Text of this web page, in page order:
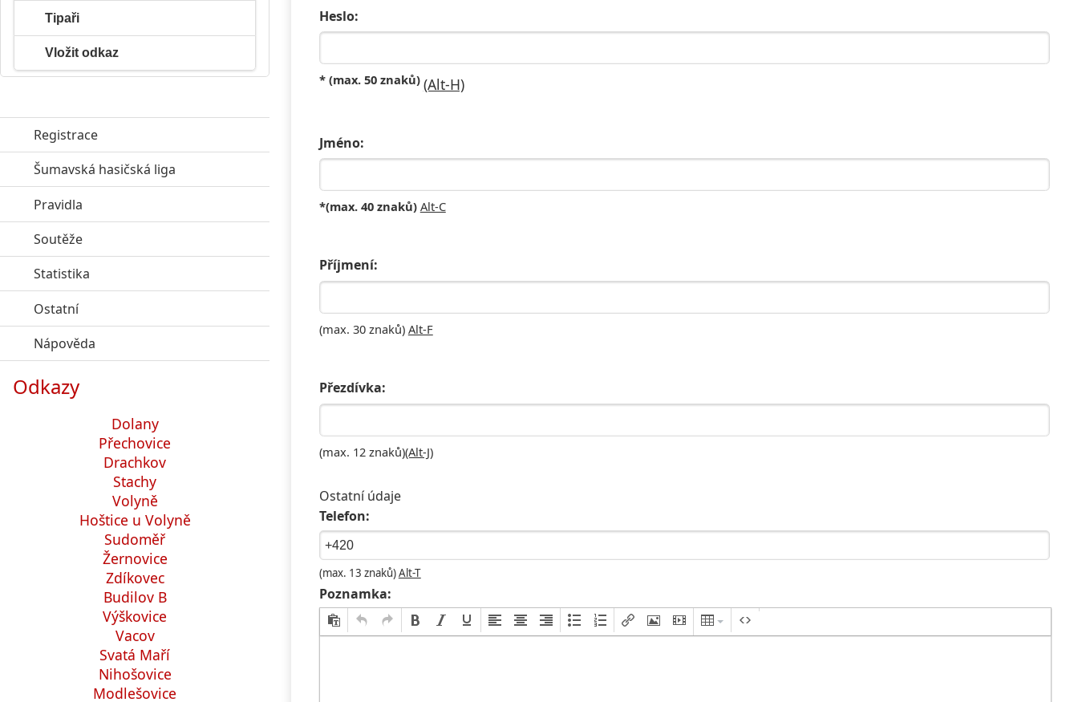
Heslo:
* (max. 50 znaků) (Alt-H)
Jméno:
*(max. 40 znaků) Alt-C
Příjmení:
(max. 30 znaků) Alt-F
Přezdívka:
(max. 12 znaků)(Alt-J)
Ostatní údaje
Telefon:
(max. 13 znaků)Alt-T
Poznamka:
Tipaři
Vložit odkaz
Registrace
Šumavská hasičská liga
Pravidla
Soutěže
Statistika
Ostatníclick to expand contents
Nápověda
Odkazy
Dolany
Přechovice
Drachkov
Stachy
Volyně
Hoštice u Volyně
Sudoměř
Žernovice
Zdíkovec
Budilov B
Výškovice
Vacov
Svatá Maří
Nihošovice
Modlešovice